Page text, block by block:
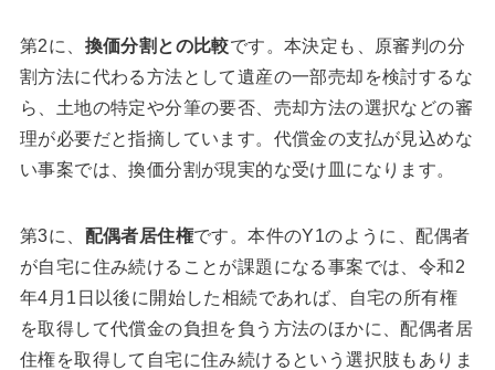
第2に、 換価分割との比較です。本決定も、原審判の分
割方法に代わる方法として遺産の一部売却を検討するな
ら、土地の特定や分筆の要否、売却方法の選択などの審
理が必要だと指摘しています。代償金の支払が見込めな
い事案では、換価分割が現実的な受け皿になります。
第3に、 配偶者居住権です。本件のY1のように、配偶者
が自宅に住み続けることが課題になる事案では、令和2
年4月1日以後に開始した相続であれば、自宅の所有権
を取得して代償金の負担を負う方法のほかに、配偶者居
住権を取得して自宅に住み続けるという選択肢もありま